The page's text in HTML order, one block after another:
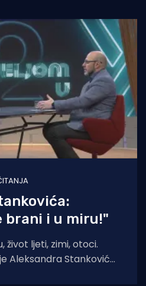
brani i u miru!"
život ljeti, zimi, otoci.
Aleksandra Stankovića